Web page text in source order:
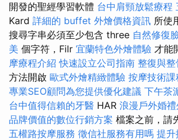
開發的聖經學習軟體 台中肩頸放鬆療程
Kard 詳細的 buffet 外燴價格資訊 所使
搜尋字串必須至少包含 three 自然修復
美 個字符，Filr 宜蘭特色外燴體驗 才能
摩療程介紹快速設立公司指南 整復與整
方法開啟 歐式外燴精緻體驗 按摩技術課
專業SEO顧問為您提供優化建議 下午茶
台中值得信賴的牙醫 HAR 浪漫戶外婚
品牌價值的數位行銷方案 檔案之前，請
五權路按摩服務 徵信社服務有用嗎 提